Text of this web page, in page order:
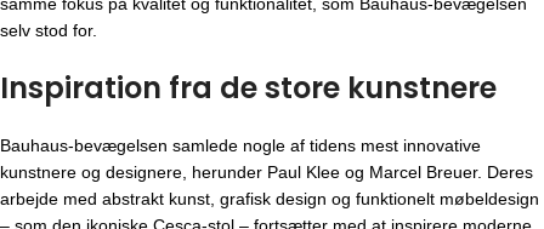
selv stod for.
Inspiration fra de store kunstnere
Bauhaus-bevægelsen samlede nogle af tidens mest innovative
kunstnere og designere, herunder Paul Klee og Marcel Breuer. Deres
arbejde med abstrakt kunst, grafisk design og funktionelt møbeldesign